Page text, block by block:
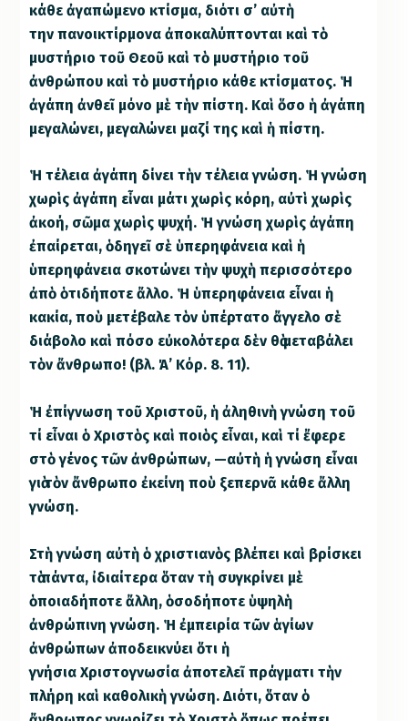
κάθε ἀγαπώμενο κτίσμα, διότι σ’ αὐτὴ
την πανοικτίρμονα ἀποκαλύπτονται καὶ τὸ
μυστήριο τοῦ Θεοῦ καὶ τὸ μυστήριο τοῦ
ἀνθρώπου καὶ τὸ μυστήριο κάθε κτίσματος. Ἡ
ἀγάπη ἀνθεῖ μόνο μὲ τὴν πίστη. Καὶ ὅσο ἡ ἀγάπη
μεγαλώνει, μεγαλώνει μαζί της καὶ ἡ πίστη.
Ἡ τέλεια ἀγάπη δίνει τὴν τέλεια γνώση. Ἡ γνώση
χωρὶς ἀγάπη εἶναι μάτι χωρὶς κόρη, αὐτὶ χωρὶς
ἀκοή, σῶμα χωρὶς ψυχή. Ἡ γνώση χωρὶς ἀγάπη
ἐπαίρεται, ὁδηγεῖ σὲ ὑπερηφάνεια καὶ ἡ
ὑπερηφάνεια σκοτώνει τὴν ψυχὴ περισσότερο
ἀπὸ ὁτιδήποτε ἄλλο. Ἡ ὑπερηφάνεια εἶναι ἡ
κακία, ποὺ μετέβαλε τὸν ὑπέρτατο ἄγγελο σὲ
διάβολο καὶ πόσο εὐκολότερα δὲν θὰ μεταβάλει
τὸν ἄνθρωπο! (βλ. Ά’ Κόρ. 8. 11).
Ἡ ἐπίγνωση τοῦ Χριστοῦ, ἡ ἀληθινὴ γνώση τοῦ
τί εἶναι ὁ Χριστὸς καὶ ποιὸς εἶναι, καὶ τί ἔφερε
στὸ γένος τῶν ἀνθρώπων, —αὐτὴ ἡ γνώση εἶναι
γιὰ τὸν ἄνθρωπο ἐκείνη ποὺ ξεπερνᾶ κάθε ἄλλη
γνώση.
Στὴ γνώση αὐτὴ ὁ χριστιανὸς βλέπει καὶ βρίσκει
τὰ πάντα, ἰδιαίτερα ὅταν τὴ συγκρίνει μὲ
ὁποιαδήποτε ἄλλη, ὁσοδήποτε ὑψηλὴ
ἀνθρώπινη γνώση. Ἡ ἐμπειρία τῶν ἁγίων
ἀνθρώπων ἀποδεικνύει ὅτι ἡ
γνήσια Χριστογνωσία ἀποτελεῖ πράγματι τὴν
πλήρη καὶ καθολικὴ γνώση. Διότι, ὅταν ὁ